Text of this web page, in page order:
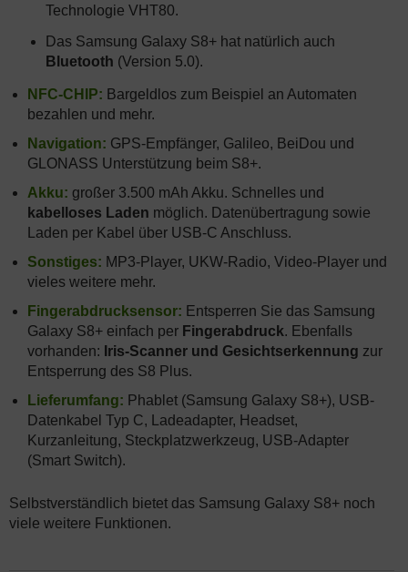
Technologie VHT80.
Das Samsung Galaxy S8+ hat natürlich auch
Bluetooth (Version 5.0).
NFC-CHIP: Bargeldlos zum Beispiel an Automaten
bezahlen und mehr.
Navigation: GPS-Empfänger, Galileo, BeiDou und
GLONASS Unterstützung beim S8+.
Akku: großer 3.500 mAh Akku. Schnelles und
kabelloses Laden möglich. Datenübertragung sowie
Laden per Kabel über USB-C Anschluss.
Sonstiges: MP3-Player, UKW-Radio, Video-Player und
vieles weitere mehr.
Fingerabdrucksensor: Entsperren Sie das Samsung
Galaxy S8+ einfach per Fingerabdruck. Ebenfalls
vorhanden: Iris-Scanner und Gesichtserkennung zur
Entsperrung des S8 Plus.
Lieferumfang: Phablet (Samsung Galaxy S8+), USB-
Datenkabel Typ C, Ladeadapter, Headset,
Kurzanleitung, Steckplatzwerkzeug, USB-Adapter
(Smart Switch).
Selbstverständlich bietet das Samsung Galaxy S8+ noch
viele weitere Funktionen.